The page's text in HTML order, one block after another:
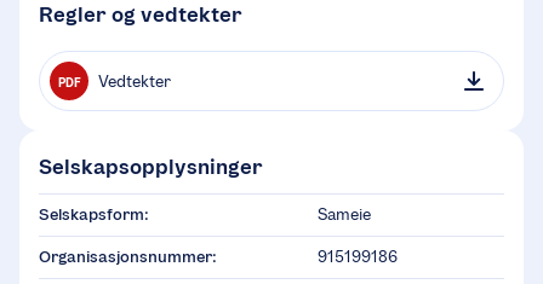
Regler og vedtekter
PDF Vedtekter
Selskapsopplysninger
Selskapsform: Sameie
Organisasjonsnummer: 915199186